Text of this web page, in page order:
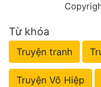
Từ khóa
Truyện tranh
Truyện Võ Hiệp